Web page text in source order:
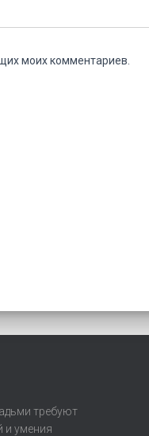
моих комментариев.
требуют
и умения